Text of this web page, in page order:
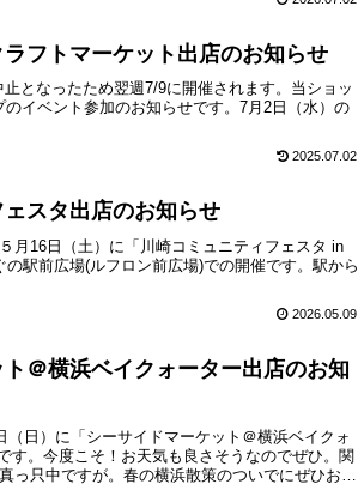
フトマーケット出店のお知らせ
となったため翌週7/9に開催されます。当ショッ
イベント参加のお知らせです。7月2日（水）の
2025.07.02
スタ出店のお知らせ
月16日（土）に「川崎コミュニティフェスタ in
駅前広場(ルフロン前広場)での開催です。駅から
2026.05.09
＠横浜ベイクォーター出店のお知
日）に「シーサイドマーケット＠横浜ベイクォ
す。今度こそ！お天気も良さそうなのでぜひ。関
っ只中ですが。春の横浜散策のついでにぜひお立